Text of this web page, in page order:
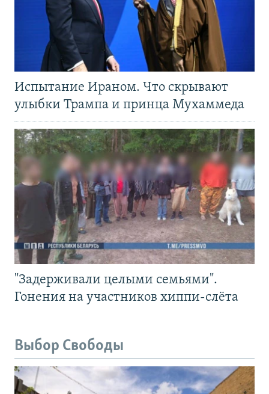
Испытание Ираном. Что скрывают
улыбки Трампа и принца Мухаммеда
"Задерживали целыми семьями".
Гонения на участников хиппи-слёта
Выбор Свободы